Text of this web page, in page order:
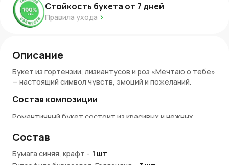
Стойкость букета от 7 дней
Правила ухода
Описание
Букет из гортензии, лизиантусов и роз «Мечтаю о тебе»
— настоящий символ чувств, эмоций и пожеланий.
Состав композиции
Романтичный букет состоит из красивых и нежных
пышной гортензии насыщенного оттенка,
нежно-белых роз
Состав
Бумага синяя, крафт - 1 шт